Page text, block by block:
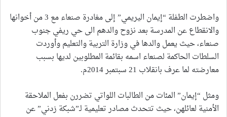
واضطرت الطفلة “إيمان اليريمي” إلى مغادرة صنعاء مع 3 من أخوانها
والانقطاع عن المدرسة بعد نزوح والدهم الى حي ريفي جنوب
صنعاء، حيث يعمل والدها في وزارة التربية والتعليم وأوردت
السلطات الحاكمة لصنعاء اسمه بقائمة المطلوبين لديها بسبب
معارضته لما عرف بانقلاب 21 سبتمبر 2014م.
ومثل “إيمان” المئات من الطالبات اللواتي تضررن بفعل الملاحقة
الأمنية لعائلهن، حيث تتحدث مصادر تعليمية لـ”شبكة زدني” عن